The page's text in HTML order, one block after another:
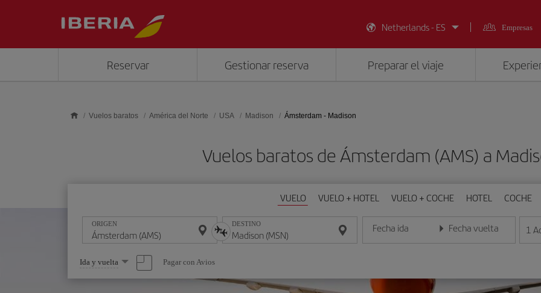
Netherlands - ES
Empresas
Reservar Gestionar reserva Preparar el viaje
Vuelos baratos América del Norte USA Madison Ámsterdam - Madison
Vuelos baratos de Ámsterdam (AMS) a
VUELO VUELO + HOTEL VUELO + COCHE HOTEL COCHE
ORIGEN DESTINO Fecha ida
Introduce la fecha en formato día/mes/año
Fecha vuelta
Introduce la fecha en 1
Seleccione
una
opción
Ida y vuelta Pagar con Avios